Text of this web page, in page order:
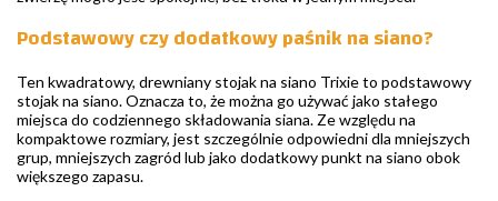
Podstawowy czy dodatkowy paśnik na siano?
Ten kwadratowy, drewniany stojak na siano Trixie to podstawowy
stojak na siano. Oznacza to, że można go używać jako stałego
miejsca do codziennego składowania siana. Ze względu na
kompaktowe rozmiary, jest szczególnie odpowiedni dla mniejszych
grup, mniejszych zagród lub jako dodatkowy punkt na siano obok
większego zapasu.